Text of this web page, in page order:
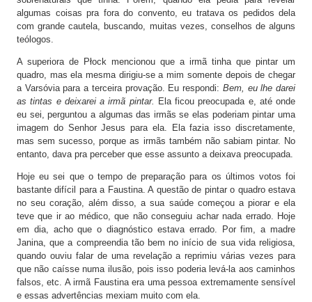
algumas coisas pra fora do convento, eu tratava os pedidos dela
com grande cautela, buscando, muitas vezes, conselhos de alguns
teólogos.
A superiora de Płock mencionou que a irmã tinha que pintar um
quadro, mas ela mesma dirigiu-se a mim somente depois de chegar
a Varsóvia para a terceira provação. Eu respondi: Bem, eu lhe darei
as tintas e deixarei a irmã pintar. Ela ficou preocupada e, até onde
eu sei, perguntou a algumas das irmãs se elas poderiam pintar uma
imagem do Senhor Jesus para ela. Ela fazia isso discretamente,
mas sem sucesso, porque as irmãs também não sabiam pintar. No
entanto, dava pra perceber que esse assunto a deixava preocupada.
Hoje eu sei que o tempo de preparação para os últimos votos foi
bastante difícil para a Faustina. A questão de pintar o quadro estava
no seu coração, além disso, a sua saúde começou a piorar e ela
teve que ir ao médico, que não conseguiu achar nada errado. Hoje
em dia, acho que o diagnóstico estava errado. Por fim, a madre
Janina, que a compreendia tão bem no início de sua vida religiosa,
quando ouviu falar de uma revelação a reprimiu várias vezes para
que não caísse numa ilusão, pois isso poderia levá-la aos caminhos
falsos, etc. A irmã Faustina era uma pessoa extremamente sensível
e essas advertências mexiam muito com ela.